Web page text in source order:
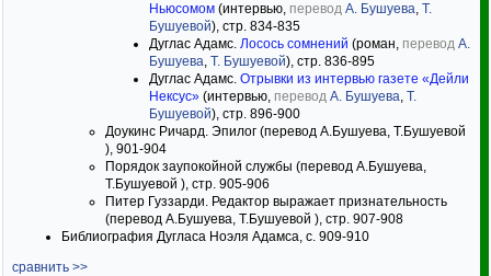
Ньюсомом (интервью, перевод А. Бушуева, Т.
Бушуевой), стр. 834-835
Дуглас Адамс. Лосось сомнений (роман, перевод А.
Бушуева, Т. Бушуевой), стр. 836-895
Дуглас Адамс. Отрывки из интервью газете «Дейли
Нексус» (интервью, перевод А. Бушуева, Т.
Бушуевой), стр. 896-900
Доукинс Ричард. Эпилог (перевод А.Бушуева, Т.Бушуевой
), 901-904
Порядок заупокойной службы (перевод А.Бушуева,
Т.Бушуевой ), стр. 905-906
Питер Гуззарди. Редактор выражает признательность
(перевод А.Бушуева, Т.Бушуевой ), стр. 907-908
Библиография Дугласа Ноэля Адамса, с. 909-910
сравнить >>